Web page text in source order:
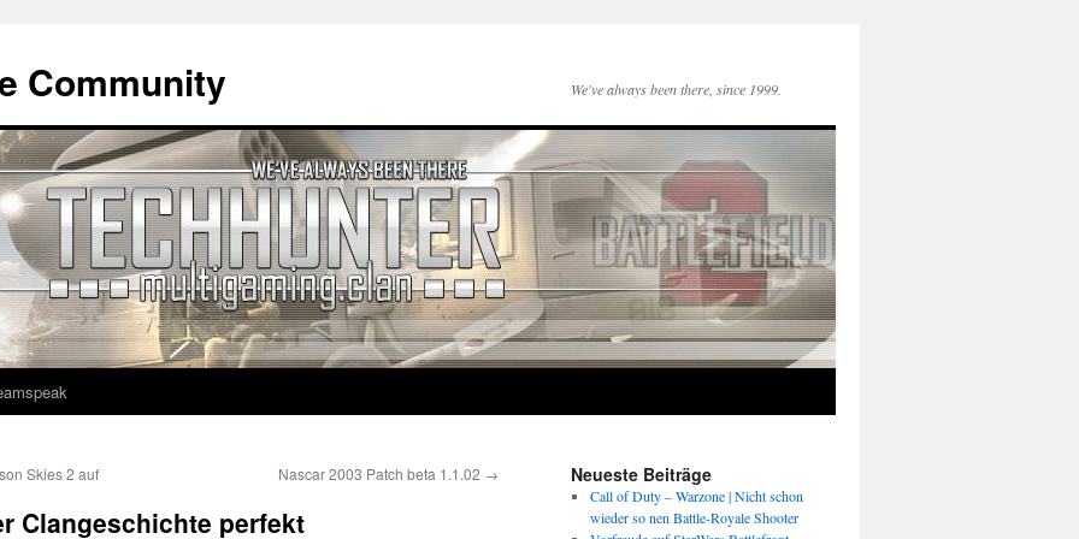
Community We've always been there, since 1999.
Skies 2 auf Nascar 2003 Patch beta 1.1.02 →
Clangeschichte perfekt
Neueste Beiträge
Call of Duty – Warzone | Nicht schon
wieder so nen Battle-Royale Shooter